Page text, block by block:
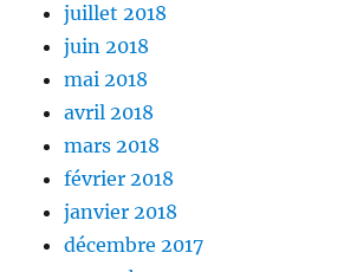
juillet 2018
juin 2018
mai 2018
avril 2018
mars 2018
février 2018
janvier 2018
décembre 2017